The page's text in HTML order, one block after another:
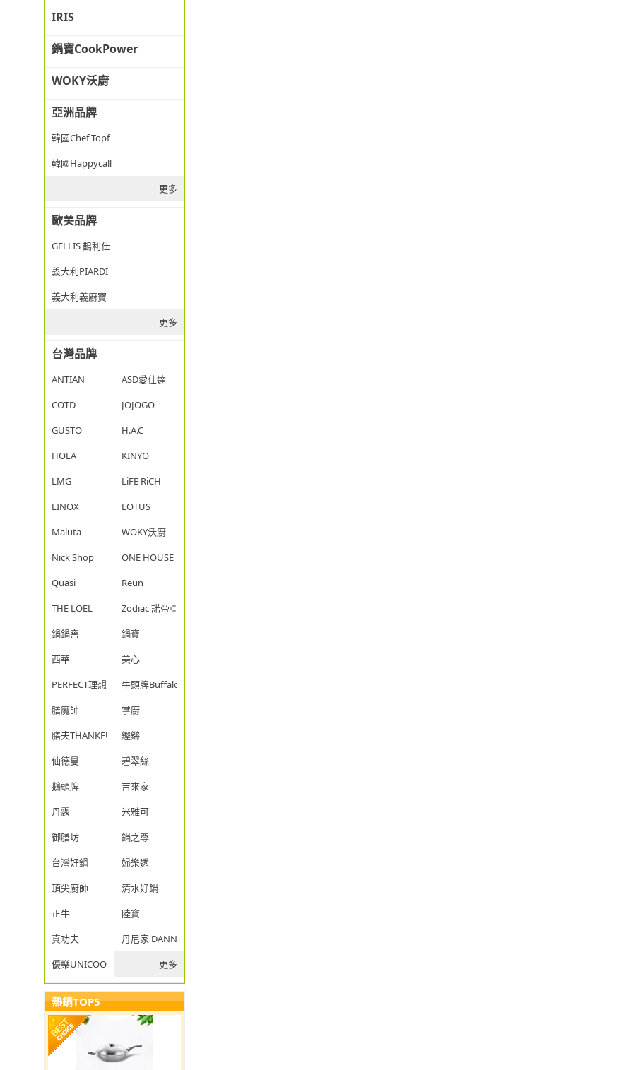
IRIS
鍋寶CookPower
WOKY沃廚
亞洲品牌
韓國Chef Topf
韓國Happycall
更多
歐美品牌
GELLIS 鵲利仕
義大利PIARDI
義大利義廚寶
更多
台灣品牌
ANTIAN
ASD愛仕達
COTD
JOJOGO
GUSTO
H.A.C
HOLA
KINYO
LMG
LiFE RiCH
LINOX
LOTUS
Maluta
WOKY沃廚
Nick Shop
ONE HOUSE
Quasi
Reun
THE LOEL
Zodiac 諾帝亞
鍋鍋窖
鍋寶
西華
美心
PERFECT理想
牛頭牌Buffalo
膳魔師
掌廚
膳夫THANKFUL
鏗鏘
仙德曼
碧翠絲
鵝頭牌
吉來家
丹露
米雅可
御膳坊
鍋之尊
台灣好鍋
婦樂透
頂尖廚師
清水好鍋
正牛
陸寶
真功夫
丹尼家 DANNY JIA
優樂UNICOOK
更多
熱銷TOP5